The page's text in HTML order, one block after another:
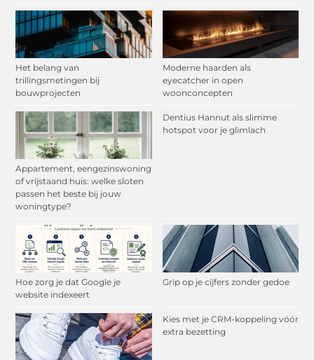
Het belang van
trillingsmetingen bij
bouwprojecten
Moderne haarden als
eyecatcher in open
woonconcepten
Appartement, eengezinswoning
of vrijstaand huis: welke sloten
passen het beste bij jouw
woningtype?
Dentius Hannut als slimme
hotspot voor je glimlach
Hoe zorg je dat Google je
website indexeert
Grip op je cijfers zonder gedoe
Kies met je CRM-koppeling vóór
extra bezetting